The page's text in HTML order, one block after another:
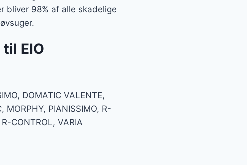
bliver 98% af alle skadelige
EIO
DOMATIC VALENTE,
MORPHY, PIANISSIMO, R-
CONTROL, VARIA